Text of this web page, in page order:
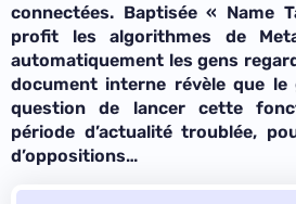
connectées. Baptisée « Name
profit les algorithmes de
automatiquement les gens
document interne révèle que le
question de lancer cette
période d’actualité troublée,
d’oppositions…